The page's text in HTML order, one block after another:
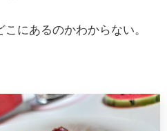
にあるのかわからない。